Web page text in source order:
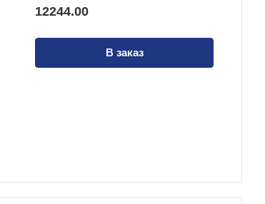
12244.00
В заказ